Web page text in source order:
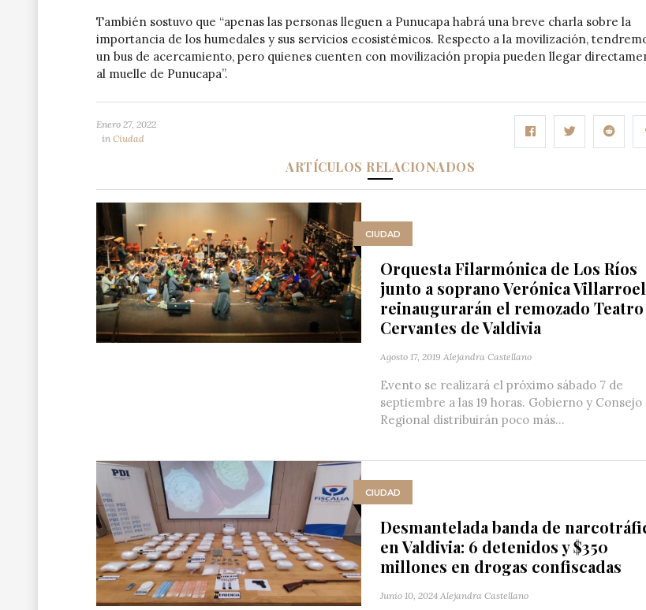
También sostuvo que “apenas las personas lleguen a Punucapa habrá una breve charla sobre la
importancia de los humedales y sus servicios ecosistémicos. Respecto a la movilización,
un bus de acercamiento, pero quienes cuenten con movilización propia pueden llegar
al muelle de Punucapa”.
Enero 27, 2022
in Ciudad
ARTÍCULOS RELACIONADOS
CIUDAD
Orquesta Filarmónica de Los Ríos
junto a soprano Verónica Villarroel
reinaugurarán el remozado Teatro
Cervantes de Valdivia
Agosto 17, 2019 Alejandra Castellano
Evento se realizará el próximo sábado 7 de
septiembre a las 19 horas. Gobierno y Consejo
Regional distribuirán poco más...
CIUDAD
Desmantelada banda de
en Valdivia: 6 detenidos y $350
millones en drogas confiscadas
Junio 10, 2024 Alejandra Castellano